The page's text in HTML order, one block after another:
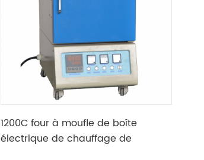
1200C four à moufle de boîte
électrique de chauffage de